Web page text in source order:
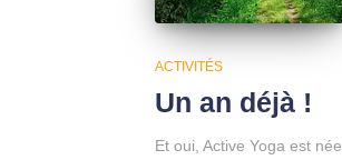
ACTIVITÉS
Un an déjà !
Et oui, Active Yoga est née